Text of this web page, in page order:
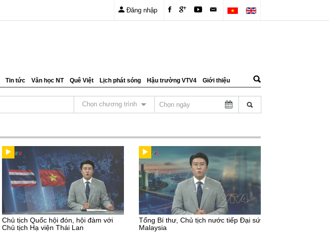
Đăng nhập
Tin tức Văn học NT Quê Việt Lịch phát sóng Hậu trường VTV4 Giới thiệu
Chọn chương trình
Chủ tịch Quốc hội đón, hội đàm với
Chủ tịch Hạ viện Thái Lan
Tổng Bí thư, Chủ tịch nước tiếp Đại sứ
Malaysia